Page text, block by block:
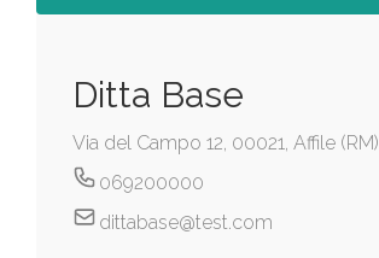
Ditta Base
Via del Campo 12, 00021, Affile (RM)
069200000
dittabase@test.com